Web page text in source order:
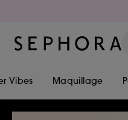
Vibes Maquillage